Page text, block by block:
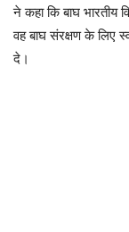
ने कहा कि बाघ भारतीय
वह बाघ संरक्षण के लिए
दे।